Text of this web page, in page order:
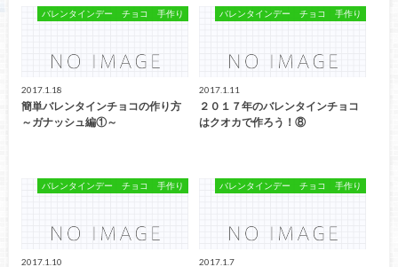
バレンタインデー チョコ 手作り
2017.1.18
簡単バレンタインチョコの作り方
～ガナッシュ編①～
バレンタインデー チョコ 手作り
2017.1.11
２０１７年のバレンタインチョコ
はクオカで作ろう！⑧
バレンタインデー チョコ 手作り
2017.1.10
バレンタインデー チョコ 手作り
2017.1.7